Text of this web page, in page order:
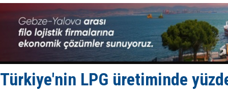
Türkiye-
Türk
Deniz
DÖDER,
Fairline,
Baltık
Runit
Türk
Türkiye'nin LPG üretiminde